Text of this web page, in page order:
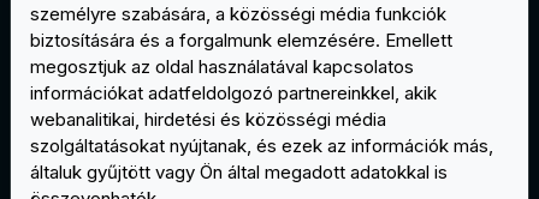
Az Ön partnere a személyre szabott tapaszok
terén:
Legjobb árgaranciánk tükrözi
elkötelezettségünket a vásárlói elégedettség és a
megfizethető árú egyedi foltok létrehozása iránt,
a minőség rovására. Azért vagyunk itt, hogy
személyre szabására, a közösségi média funkciók
biztosítására és a forgalmunk elemzésére. Emellett
megosztjuk az oldal használatával kapcsolatos
információkat adatfeldolgozó partnereinkkel, akik
webanalitikai, hirdetési és közösségi média
szolgáltatásokat nyújtanak, és ezek az információk más,
általuk gyűjtött vagy Ön által megadott adatokkal is